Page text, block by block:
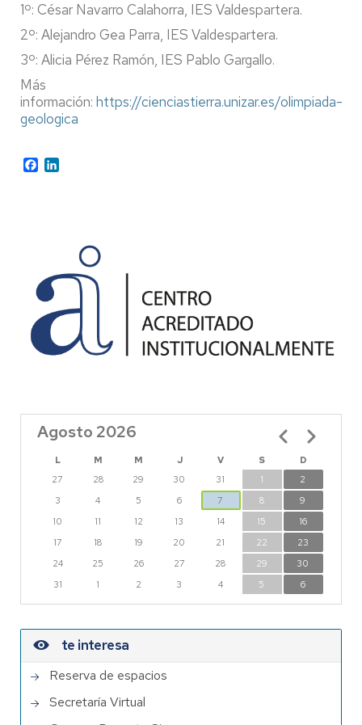
1º: César Navarro Calahorra, IES Valdespartera.
2º: Alejandro Gea Parra, IES Valdespartera.
3º: Alicia Pérez Ramón, IES Pablo Gargallo.
Más
información: https://cienciastierra.unizar.es/olimpiada-
geologica
Facebook
Agosto 2026
L M M J V S
D
27
28 29 30 31 1
2
3
4 5 6 7 8
9
10
11 12 13 14 15
16
17
18 19 20 21 22
23
24
25 26 27 28 29
30
31
1 2 3 4 5 6
Paginación
te interesa
Reserva de espacios
Secretaría Virtual